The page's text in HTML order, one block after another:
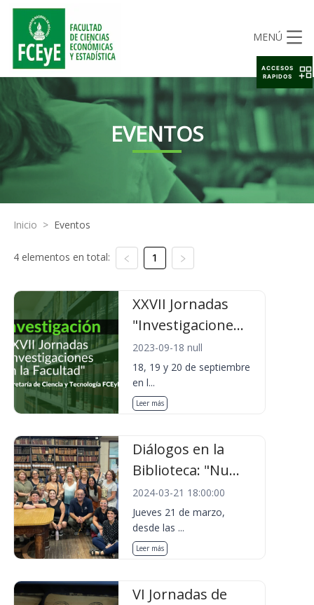
MENÚ
EVENTOS
Inicio > Eventos
4 elementos en total: 1
XXVII Jornadas
"Investigacione...
2023-09-18 null
18, 19 y 20 de septiembre
en l...
Leer más
Diálogos en la
Biblioteca: "Nu...
2024-03-21 18:00:00
Jueves 21 de marzo,
desde las ...
Leer más
VI Jornadas de
ACCESOS
RAPIDOS